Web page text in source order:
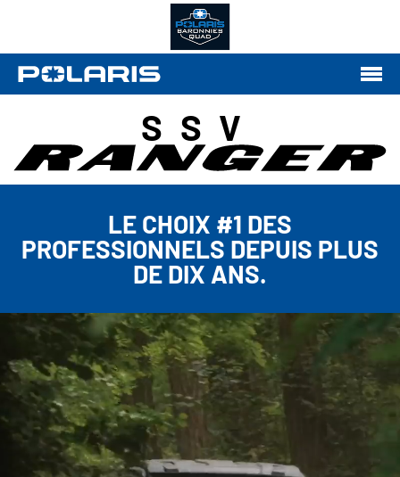
SSV
LE CHOIX #1 DES
PROFESSIONNELS DEPUIS PLUS
DE DIX ANS.